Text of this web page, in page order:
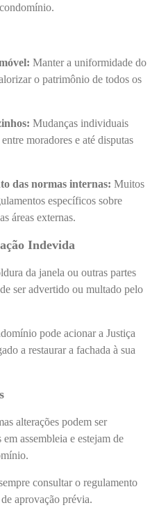
Manter a uniformidade do
o patrimônio de todos os
Mudanças individuais
moradores e até disputas
das normas internas: Muitos
específicos sobre
áreas externas.
Indevida
da janela ou outras partes
ser advertido ou multado pelo
pode acionar a Justiça
a restaurar a fachada à sua
alterações podem ser
assembleia e estejam de
consultar o regulamento
aprovação prévia.